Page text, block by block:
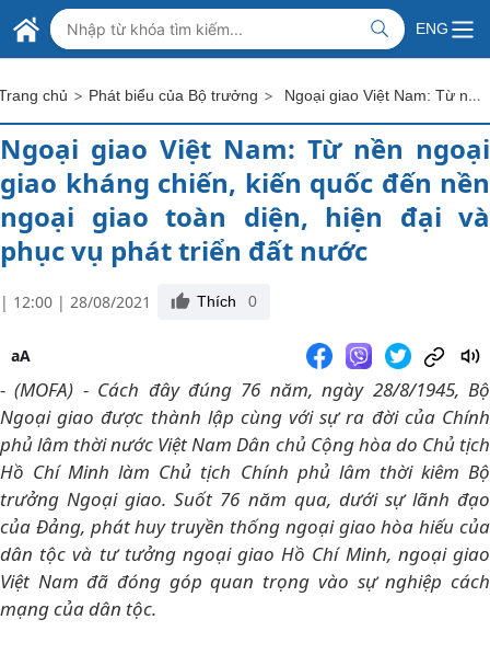
Skip to Main Content
BỘ NGOẠI GIAO VIỆT NAM
MINISTRY OF FOREIGN AFFAIRS
ENG
chủ > Phát biểu của Bộ trưởng > Ngoại giao Việt Nam: Từ nền ngoại giao kháng chiến, kiến quốc đến nền ngoại giao toàn diện, hiện đại và phục vụ phát triển đất nước
Ngoại giao Việt Nam: Từ nền ngoại
giao kháng chiến, kiến quốc đến nền
ngoại giao toàn diện, hiện đại và
phục vụ phát triển đất nước
| 12:00 | 28/08/2021 Thích 0
aA
- (MOFA) - Cách đây đúng 76 năm, ngày 28/8/1945, Bộ
Ngoại giao được thành lập cùng với sự ra đời của Chính
phủ lâm thời nước Việt Nam Dân chủ Cộng hòa do Chủ tịch
Hồ Chí Minh làm Chủ tịch Chính phủ lâm thời kiêm Bộ
trưởng Ngoại giao. Suốt 76 năm qua, dưới sự lãnh đạo
của Đảng, phát huy truyền thống ngoại giao hòa hiếu của
dân tộc và tư tưởng ngoại giao Hồ Chí Minh, ngoại giao
Việt Nam đã đóng góp quan trọng vào sự nghiệp cách
mạng của dân tộc.